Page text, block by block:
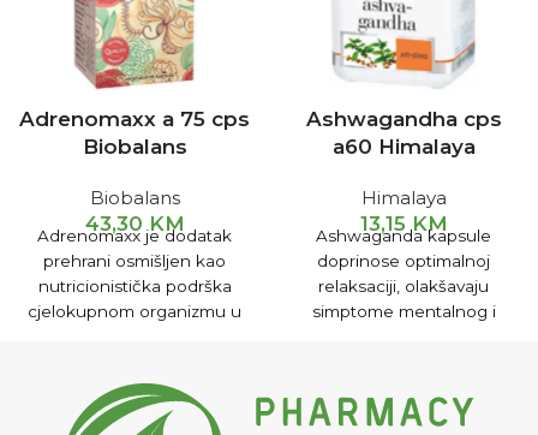
Adrenomaxx a 75 cps
Biobalans
Biobalans
43,30KM
Adrenomaxx je dodatak
prehrani osmišljen kao
nutricionistička podrška
cjelokupnom organizmu u
djelovati na organizam ili
nakon njih.
Ashwagandha cps
a60 Himalaya
Himalaya
13,15KM
Ashwaganda kapsule
doprinose optimalnoj
relaksaciji, olakšavaju
simptome mentalnog i